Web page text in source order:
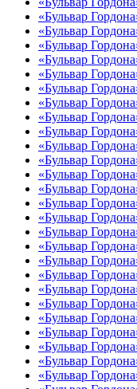
«Бульвар
«Бульвар
«Бульвар
«Бульвар
«Бульвар
«Бульвар
«Бульвар
«Бульвар
«Бульвар
«Бульвар
«Бульвар
«Бульвар
«Бульвар
«Бульвар
«Бульвар
«Бульвар
«Бульвар
«Бульвар
«Бульвар
«Бульвар
«Бульвар
«Бульвар
«Бульвар
«Бульвар
«Бульвар
«Бульвар